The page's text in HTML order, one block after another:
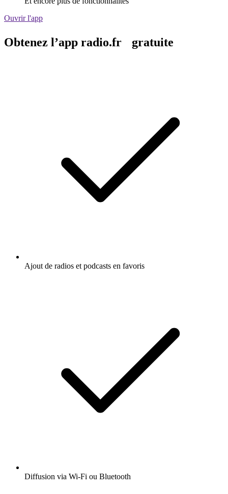
Ouvrir l'app
Obtenez l’app radio.fr gratuite
Ajout de radios et podcasts en favoris
Diffusion via Wi-Fi ou Bluetooth